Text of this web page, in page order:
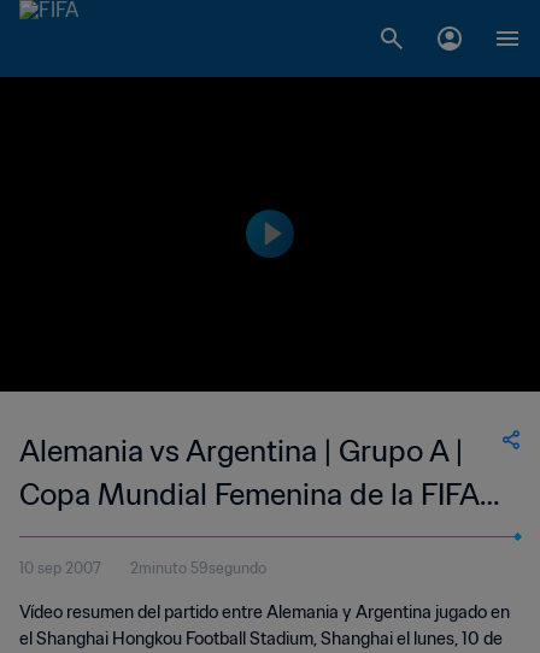
Alemania vs Argentina | Grupo A |
Copa Mundial Femenina de la FIFA
China 2007™ | Highlights
10 sep 2007 2minuto 59segundo
Vídeo resumen del partido entre Alemania y Argentina jugado en
el Shanghai Hongkou Football Stadium, Shanghai el lunes, 10 de